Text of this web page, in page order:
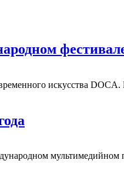
фестивале
искусства
мультимедийном